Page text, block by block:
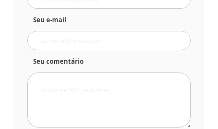
Seu e-mail
Seu comentário